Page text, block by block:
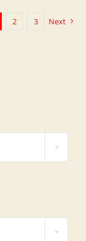
2 3 Next